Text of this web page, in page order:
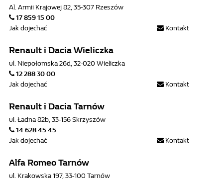
Al. Armii Krajowej 82, 35-307 Rzeszów
17 859 15 00
Kontakt
Jak dojechać
Renault i Dacia Wieliczka
ul. Niepołomska 26d, 32-020 Wieliczka
12 288 30 00
Kontakt
Jak dojechać
Renault i Dacia Tarnów
ul. Ładna 82b, 33-156 Skrzyszów
14 628 45 45
Kontakt
Jak dojechać
Alfa Romeo Tarnów
ul. Krakowska 197, 33-100 Tarnów